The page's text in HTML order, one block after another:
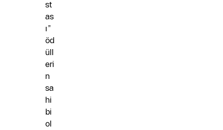
st
as
ı”
öd
üll
eri
n
sa
hi
bi
ol